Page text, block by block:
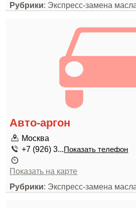
Рубрики: Экспресс-замена
Авто-аргон
Москва
+7 (926) 3...Показать телефон
Показать на карте
Рубрики: Экспресс-замена